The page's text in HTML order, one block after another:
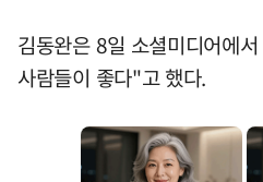
김동완은 8일 소셜미디어에
사람들이 좋다"고 했다.